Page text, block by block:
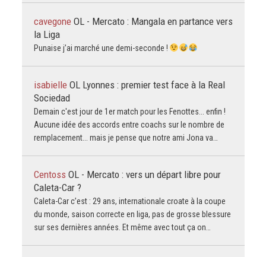
cavegone OL - Mercato : Mangala en partance vers
la Liga
Punaise j’ai marché une demi-seconde !
isabielle OL Lyonnes : premier test face à la Real
Sociedad
Demain c'est jour de 1er match pour les Fenottes... enfin !
Aucune idée des accords entre coachs sur le nombre de
remplacement... mais je pense que notre ami Jona va…
Centoss OL - Mercato : vers un départ libre pour
Caleta-Car ?
Caleta-Car c’est : 29 ans, internationale croate à la coupe
du monde, saison correcte en liga, pas de grosse blessure
sur ses dernières années. Et même avec tout ça on…